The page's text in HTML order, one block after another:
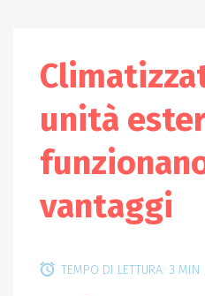
unità
vantaggi
TEMPO DI LETTURA: 3 MIN